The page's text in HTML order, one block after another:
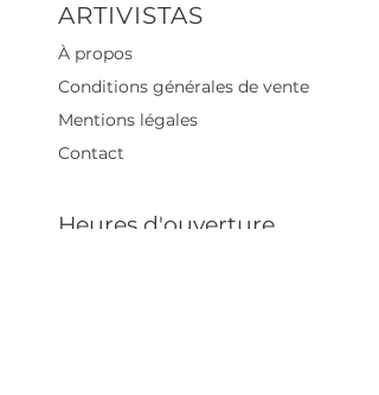
ARTIVISTAS
À propos
Conditions générales de vente
Mentions légales
Contact
Heures d'ouverture